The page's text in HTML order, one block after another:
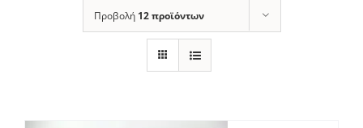
Προβολή 12 προϊόντων